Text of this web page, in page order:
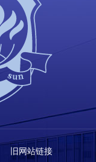
旧网站链接